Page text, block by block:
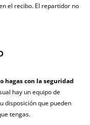
el recibo. El repartidor no
hagas con la seguridad
hay un equipo de
disposición que pueden
tengas.